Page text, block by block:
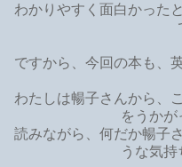
わかりやすく面白かった
ですから、今回の本も、
わたしは暢子さんから、
をうかが
読みながら、何だか暢子
うな気